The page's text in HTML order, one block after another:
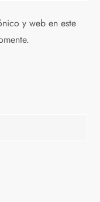
y web en este